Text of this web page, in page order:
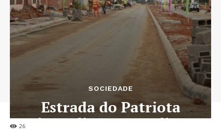
26
SOCIEDADE
Estrada do Patriota
interdita por 30 dias